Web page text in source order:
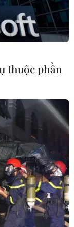
gsmarena)
của
động Thế
Ban Nha (từ
làng thiết bị
minh
thuộc phần